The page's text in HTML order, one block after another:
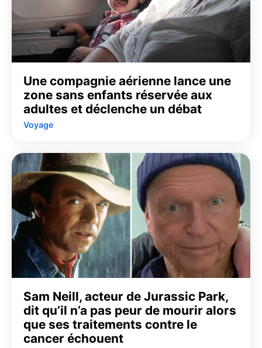
Une compagnie aérienne lance une
zone sans enfants réservée aux
adultes et déclenche un débat
Voyage
Sam Neill, acteur de Jurassic Park,
dit qu’il n’a pas peur de mourir alors
que ses traitements contre le
cancer échouent